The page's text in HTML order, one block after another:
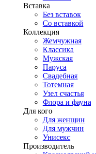
Вставка
Без вставок
Со вставкой
Коллекция
Жемчужная
Классика
Мужская
Паруса
Свадебная
Тотемная
Узел счастья
Флора и фауна
Для кого
Для женщин
Для мужчин
Унисекс
Производитель